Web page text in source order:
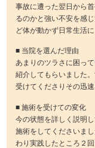
事故に遭った翌日から
るのかと強い不安を感
ど体が動かず日常生活
■ 当院を選んだ理由
あまりのツラさに困っ
紹介してもらいました
受けてくださりその迅
■ 施術を受けての変化
今の状態を詳しく説明
施術をしてくださいま
わり実践したところ２